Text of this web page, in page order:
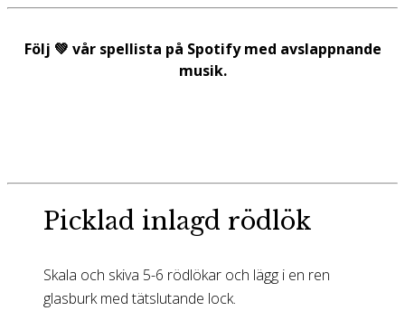
Följ 💚 vår spellista på Spotify med avslappnande
musik.
Picklad inlagd rödlök
Skala och skiva 5-6 rödlökar och lägg i en ren
glasburk med tätslutande lock.